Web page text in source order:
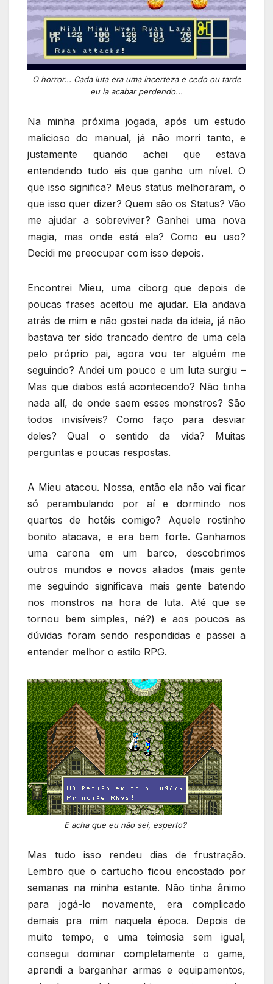
O horror... Cada luta era uma incerteza e cedo ou tarde
eu ia acabar perdendo...
Na minha próxima jogada, após um estudo
malicioso do manual, já não morri tanto, e
justamente quando achei que estava
entendendo tudo eis que ganho um nível. O
que isso significa? Meus status melhoraram, o
que isso quer dizer? Quem são os Status? Vão
me ajudar a sobreviver? Ganhei uma nova
magia, mas onde está ela? Como eu uso?
Decidi me preocupar com isso depois.
Encontrei Mieu, uma ciborg que depois de
poucas frases aceitou me ajudar. Ela andava
atrás de mim e não gostei nada da ideia, já não
bastava ter sido trancado dentro de uma cela
pelo próprio pai, agora vou ter alguém me
seguindo? Andei um pouco e um luta surgiu –
Mas que diabos está acontecendo? Não tinha
nada alí, de onde saem esses monstros? São
todos invisíveis? Como faço para desviar
deles? Qual o sentido da vida? Muitas
perguntas e poucas respostas.
A Mieu atacou. Nossa, então ela não vai ficar
só perambulando por aí e dormindo nos
quartos de hotéis comigo? Aquele rostinho
bonito atacava, e era bem forte. Ganhamos
uma carona em um barco, descobrimos
outros mundos e novos aliados (mais gente
me seguindo significava mais gente batendo
nos monstros na hora de luta. Até que se
tornou bem simples, né?) e aos poucos as
dúvidas foram sendo respondidas e passei a
entender melhor o estilo RPG.
E acha que eu não sei, esperto?
Mas tudo isso rendeu dias de frustração.
Lembro que o cartucho ficou encostado por
semanas na minha estante. Não tinha ânimo
para jogá-lo novamente, era complicado
demais pra mim naquela época. Depois de
muito tempo, e uma teimosia sem igual,
consegui dominar completamente o game,
aprendi a barganhar armas e equipamentos,